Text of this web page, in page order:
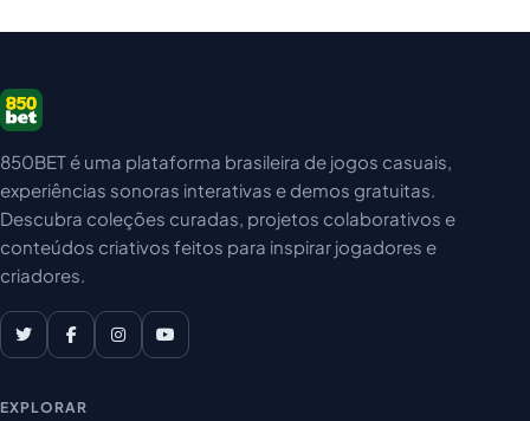
850BET é uma plataforma brasileira de jogos casuais,
experiências sonoras interativas e demos gratuitas.
Descubra coleções curadas, projetos colaborativos e
conteúdos criativos feitos para inspirar jogadores e
criadores.
EXPLORAR